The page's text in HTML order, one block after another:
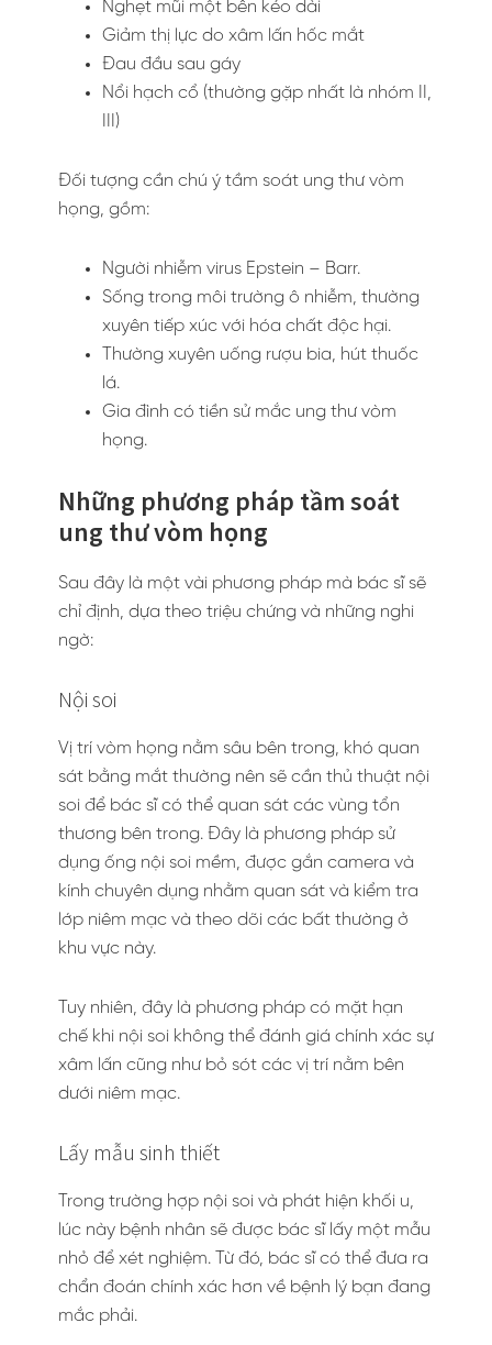
Nghẹt mũi một bên kéo dài
Giảm thị lực do xâm lấn hốc mắt
Đau đầu sau gáy
Nổi hạch cổ (thường gặp nhất là nhóm II,
III)
Đối tượng cần chú ý tầm soát ung thư vòm
họng, gồm:
Người nhiễm virus Epstein – Barr.
Sống trong môi trường ô nhiễm, thường
xuyên tiếp xúc với hóa chất độc hại.
Thường xuyên uống rượu bia, hút thuốc
lá.
Gia đình có tiền sử mắc ung thư vòm
họng.
Những phương pháp tầm soát
ung thư vòm họng
Sau đây là một vài phương pháp mà bác sĩ sẽ
chỉ định, dựa theo triệu chứng và những nghi
ngờ:
Nội soi
Vị trí vòm họng nằm sâu bên trong, khó quan
sát bằng mắt thường nên sẽ cần thủ thuật nội
soi để bác sĩ có thể quan sát các vùng tổn
thương bên trong. Đây là phương pháp sử
dụng ống nội soi mềm, được gắn camera và
kính chuyên dụng nhằm quan sát và kiểm tra
lớp niêm mạc và theo dõi các bất thường ở
khu vực này.
Tuy nhiên, đây là phương pháp có mặt hạn
chế khi nội soi không thể đánh giá chính xác sự
xâm lấn cũng như bỏ sót các vị trí nằm bên
dưới niêm mạc.
Lấy mẫu sinh thiết
Trong trường hợp nội soi và phát hiện khối u,
lúc này bệnh nhân sẽ được bác sĩ lấy một mẫu
nhỏ để xét nghiệm. Từ đó, bác sĩ có thể đưa ra
chẩn đoán chính xác hơn về bệnh lý bạn đang
mắc phải.